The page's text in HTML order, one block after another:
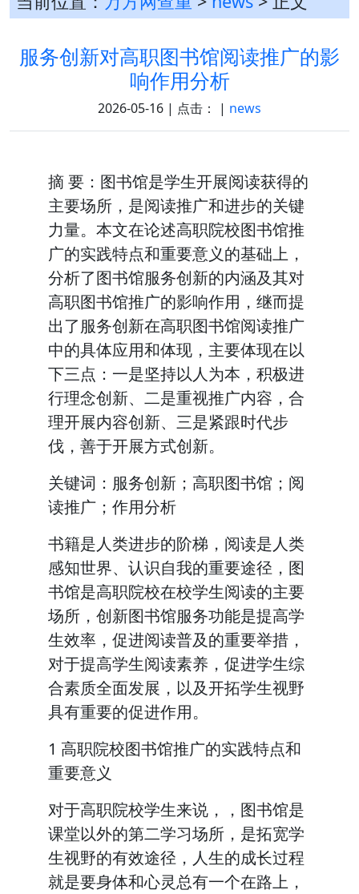
服务创新对高职图书馆阅读推广的影
响作用分析
2026-05-16 | 点击： | news
摘 要：图书馆是学生开展阅读获得的
主要场所，是阅读推广和进步的关键
力量。本文在论述高职院校图书馆推
广的实践特点和重要意义的基础上，
分析了图书馆服务创新的内涵及其对
高职图书馆推广的影响作用，继而提
出了服务创新在高职图书馆阅读推广
中的具体应用和体现，主要体现在以
下三点：一是坚持以人为本，积极进
行理念创新、二是重视推广内容，合
理开展内容创新、三是紧跟时代步
伐，善于开展方式创新。
关键词：服务创新；高职图书馆；阅
读推广；作用分析
书籍是人类进步的阶梯，阅读是人类
感知世界、认识自我的重要途径，图
书馆是高职院校在校学生阅读的主要
场所，创新图书馆服务功能是提高学
生效率，促进阅读普及的重要举措，
对于提高学生阅读素养，促进学生综
合素质全面发展，以及开拓学生视野
具有重要的促进作用。
1 高职院校图书馆推广的实践特点和
重要意义
对于高职院校学生来说，，图书馆是
课堂以外的第二学习场所，是拓宽学
生视野的有效途径，人生的成长过程
就是要身体和心灵总有一个在路上，